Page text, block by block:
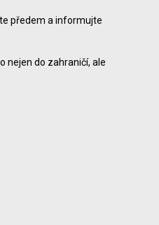
předem a informujte
nejen do zahraničí, ale